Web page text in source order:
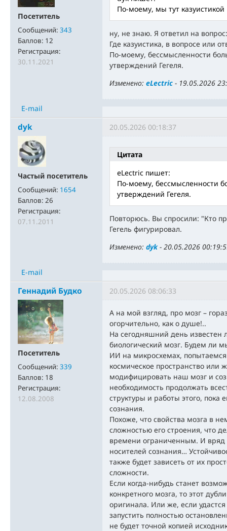
Посетитель
Сообщений: 343
Баллов: 12
Регистрация:
30.11.2021
По-моему, мы тут
ну, не знаю. Я ответил на
Где казуистика, в вопросе или
По-моему, бессмысленности
утверждений Гегеля.
Изменено: eLectric - 19.05.2026
E-mail
dyk
Частый посетитель
Сообщений: 1654
Баллов: 26
Регистрация:
07.11.2011
20.05.2026 00:18:37
Цитата
eLectric пишет:
По-моему, бессмысленности
утверждений Гегеля.
Повторюсь. Вы спросили: "Кто
Гегель фигурировал.
Изменено: dyk- 20.05.2026
E-mail
Геннадий Будко
Посетитель
Сообщений: 339
Баллов: 18
Регистрация:
12.08.2008
20.05.2026 08:06:33
А на мой взгляд, про мозг –
огорчительно, как о душе!..
На сегодняшний день известен
биологический мозг. Будем ли
ИИ на микросхемах,
космическое пространство или
модифицировать наш мозг и
необходимость продолжать
структуры и работы этого, пока
сознания.
Похоже, что свойства мозга в
сложностью его строения, что
времени ограниченным. И вряд
носителей сознания…
также будет зависеть от их
сложности.
Если когда-нибудь станет
конкретного мозга, то этот
оригинала. Или же, если
запустить полностью
не будет точной копией